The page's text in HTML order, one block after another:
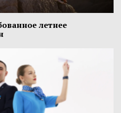
летнее